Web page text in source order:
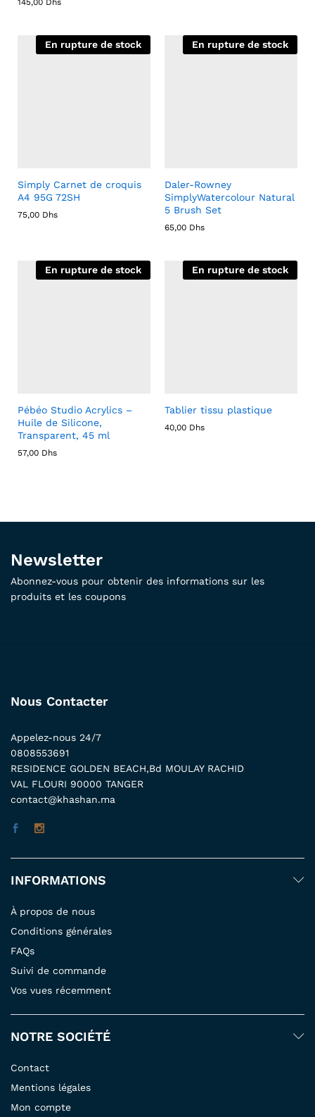
145,00 Dhs
En rupture de stock
Simply Carnet de croquis
A4 95G 72SH
75,00 Dhs
En rupture de stock
Daler-Rowney
SimplyWatercolour Natural
5 Brush Set
65,00 Dhs
En rupture de stock
Pébéo Studio Acrylics –
Huile de Silicone,
Transparent, 45 ml
57,00 Dhs
En rupture de stock
Tablier tissu plastique
40,00 Dhs
Newsletter
Abonnez-vous pour obtenir des informations sur les
produits et les coupons
Nous Contacter
Appelez-nous 24/7
0808553691
RESIDENCE GOLDEN BEACH,Bd MOULAY RACHID
VAL FLOURI 90000 TANGER
contact@khashan.ma
INFORMATIONS
À propos de nous
Conditions générales
FAQs
Suivi de commande
Vos vues récemment
NOTRE SOCIÉTÉ
Contact
Mentions légales
Mon compte